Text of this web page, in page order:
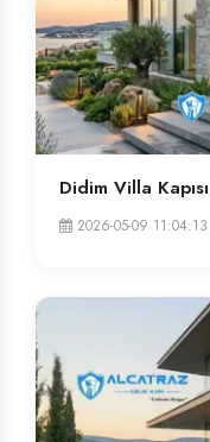
Didim Villa
2026-05-09 11:04:13